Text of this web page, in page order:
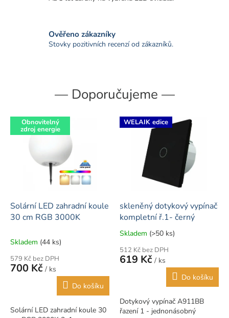
n
Ověřeno zákazníky
Stovky pozitivních recenzí od zákazníků.
— Doporučujeme —
Obnovitelný
zdroj energie
Solární LED zahradní koule
30 cm RGB 3000K
Skladem (44 ks)
579 Kč bez DPH
700 Kč / ks
Do košíku
Solární LED zahradní koule 30
WELAIK edice
skleněný dotykový vypínač
kompletní ř.1- černý
Průměrné
hodnocení
produktu
je
hvězdiček.
Skladem (>50 ks)
512 Kč bez DPH
619 Kč / ks
Do košíku
Dotykový vypínač A911BB
řazení 1 - jednonásobný